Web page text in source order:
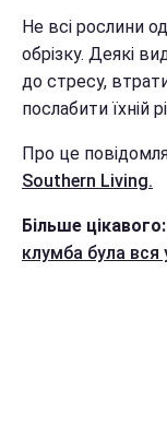
Не всі рослини
обрізку. Деякі
до стресу,
послабити їхній
Про це
Southern Living.
Більше цікавого:
клумба була вся